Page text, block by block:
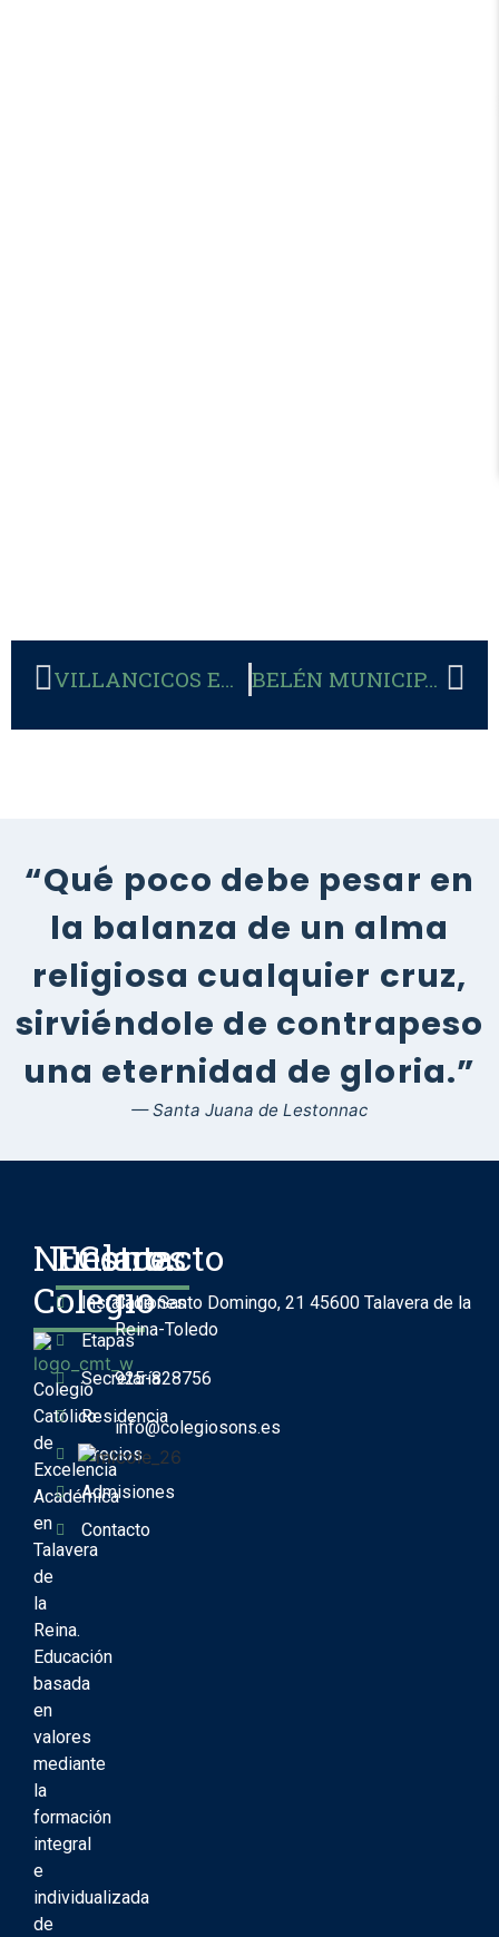
VILLANCICOS EN EL PALENQUE BELÉN MUNICIPAL
“Qué poco debe pesar en
la balanza de un alma
religiosa cualquier cruz,
sirviéndole de contrapeso
una eternidad de gloria.”
— Santa Juana de Lestonnac
Nuestro
Colegio
Colegio
Católico
de
Excelencia
Académica
en
Talavera
de
la
Reina.
Educación
basada
en
valores
mediante
la
formación
integral
e
individualizada
de
Enlaces
Instalaciones
Etapas
Secretaría
Residencia
Precios
Admisiones
Contacto
Contacto
Calle Santo Domingo, 21 45600 Talavera de la
Reina-Toledo
925-828756
info@colegiosons.es